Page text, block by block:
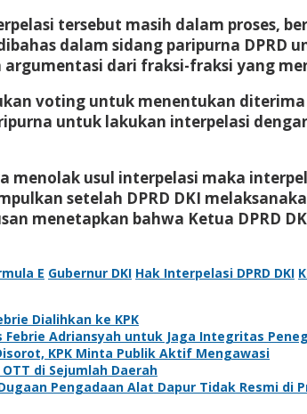
tersebut masih dalam proses,
dalam sidang paripurna
dari fraksi-fraksi yang
voting untuk menentukan
untuk lakukan interpelasi
menolak usul interpelasi maka
setelah DPRD DKI
menetapkan bahwa Ketua DPRD
E Gubernur DKI Hak Interpelasi DPRD DKI
Dialihkan ke KPK
Febrie Adriansyah untuk Jaga Integritas
KPK Minta Publik Aktif Mengawasi
di Sejumlah Daerah
Pengadaan Alat Dapur Tidak Resmi di